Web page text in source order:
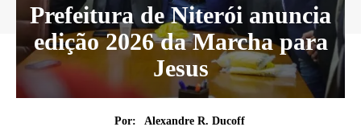
Prefeitura de Niterói anuncia
edição 2026 da Marcha para
Jesus
Por:
Alexandre R. Ducoff